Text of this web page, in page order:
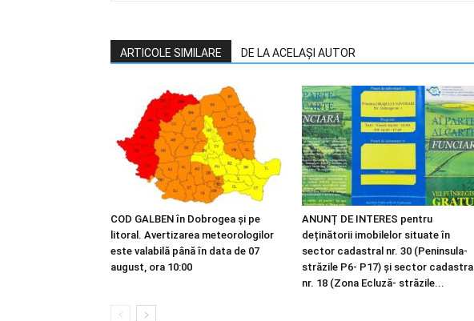
ARTICOLE SIMILARE DE LA ACELAȘI AUTOR
COD GALBEN în Dobrogea și pe
litoral. Avertizarea meteorologilor
este valabilă până în data de 07
august, ora 10:00
ANUNȚ DE INTERES pentru
deținătorii imobilelor situate în
sector cadastral nr. 30 (Peninsula-
străzile P6- P17) și sector cadastral
nr. 18 (Zona Ecluză- străzile...